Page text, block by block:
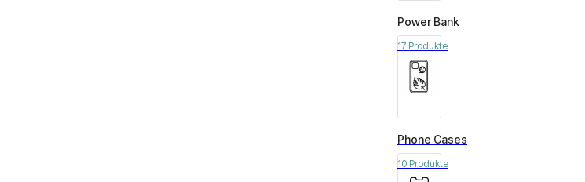
Power Bank
17 Produkte
Phone Cases
10 Produkte